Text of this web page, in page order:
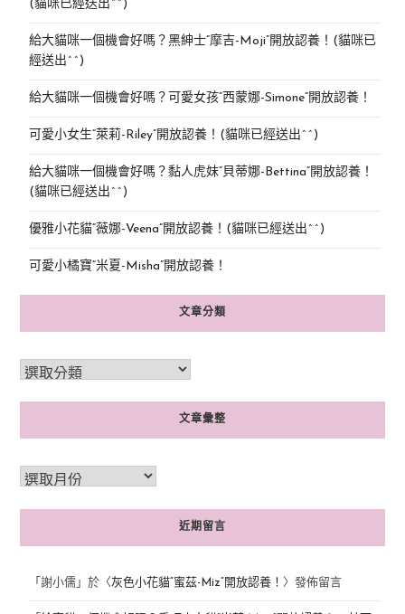
(貓咪已經送出^^)
給大貓咪一個機會好嗎？黑紳士“摩吉-Moji”開放認養！(貓咪已
經送出^^)
給大貓咪一個機會好嗎？可愛女孩“西蒙娜-Simone“開放認養！
可愛小女生“萊莉-Riley”開放認養！(貓咪已經送出^^)
給大貓咪一個機會好嗎？黏人虎妹“貝蒂娜-Bettina”開放認養！
(貓咪已經送出^^)
優雅小花貓“薇娜-Veena”開放認養！(貓咪已經送出^^)
可愛小橘寶”米夏-Misha”開放認養！
文章分類
文章彙整
近期留言
「 謝小儒」於〈灰色小花貓“蜜茲-Miz”開放認養！ 〉發佈留言